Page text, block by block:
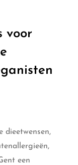
voor
dieetwensen,
een